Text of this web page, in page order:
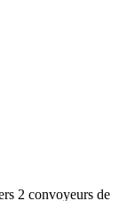
2 convoyeurs de